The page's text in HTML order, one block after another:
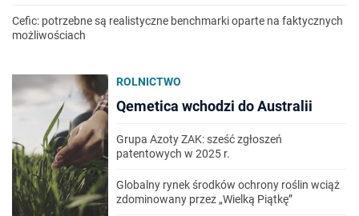
Cefic: potrzebne są realistyczne benchmarki oparte na faktycznych
możliwościach
ROLNICTWO
Qemetica wchodzi do Australii
Grupa Azoty ZAK: sześć zgłoszeń
patentowych w 2025 r.
Globalny rynek środków ochrony roślin wciąż
zdominowany przez „Wielką Piątkę”